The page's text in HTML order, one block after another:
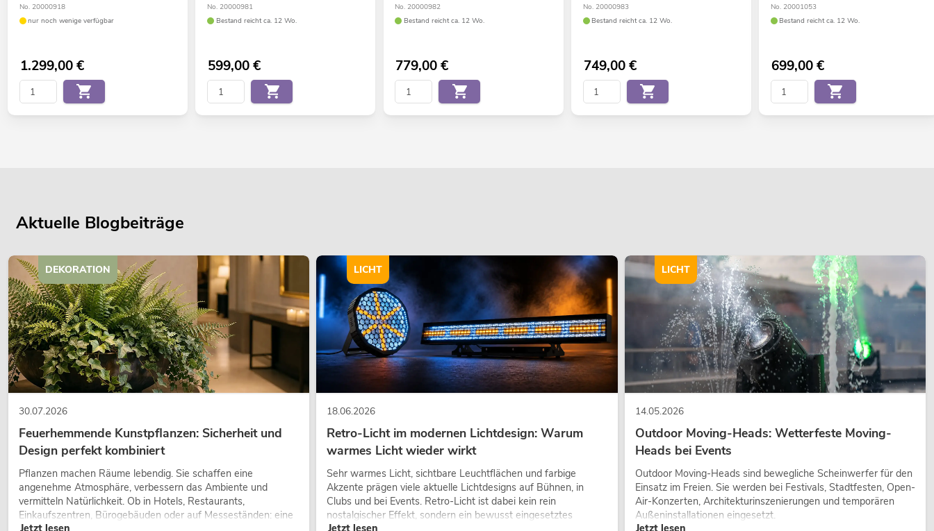
No. 20000918
nur noch wenige verfügbar
1.299,00€
No. 20000981
Bestand reicht ca. 12 Wo.
599,00€
No. 20000982
Bestand reicht ca. 12 Wo.
779,00€
No. 20000983
Bestand reicht ca. 12 Wo.
749,00€
No. 20001053
Bestand reicht ca. 12 Wo.
699,00€
Aktuelle Blogbeiträge
30.07.2026
Feuerhemmende Kunstpflanzen: Sicherheit und
Design perfekt kombiniert
Pflanzen machen Räume lebendig. Sie schaffen eine
angenehme Atmosphäre, verbessern das Ambiente und
vermitteln Natürlichkeit. Ob in Hotels, Restaurants,
Einkaufszentren, Bürogebäuden oder auf Messeständen: eine
DEKORATION
18.06.2026
Retro-Licht im modernen Lichtdesign: Warum
warmes Licht wieder wirkt
Sehr warmes Licht, sichtbare Leuchtflächen und farbige
Akzente prägen viele aktuelle Lichtdesigns auf Bühnen, in
Clubs und bei Events. Retro-Licht ist dabei kein rein
nostalgischer Effekt, sondern ein bewusst eingesetztes
LICHT
14.05.2026
Outdoor Moving-Heads: Wetterfeste Moving-
Heads bei Events
Outdoor Moving-Heads sind bewegliche Scheinwerfer für den
Einsatz im Freien. Sie werden bei Festivals, Stadtfesten, Open-
Air-Konzerten, Architekturinszenierungen und temporären
Außeninstallationen eingesetzt.
LICHT